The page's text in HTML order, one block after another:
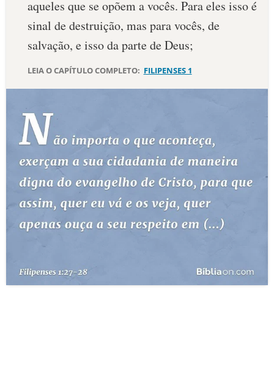
TEMAS
TERMO BÍBLICO
QUEM SOMOS
LOJA BÍBLIAON
aqueles que se opõem a vocês. Para eles isso é
sinal de destruição, mas para vocês, de
salvação, e isso da parte de Deus;
LEIA O CAPÍTULO COMPLETO: FILIPENSES 1